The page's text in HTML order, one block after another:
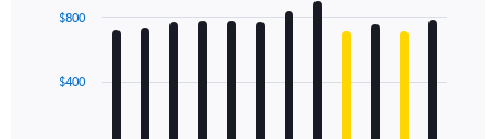
with
The$400
$800